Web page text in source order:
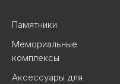
Памятники
Мемориальные
комплексы
Аксессуары для